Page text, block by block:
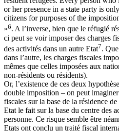
or her presence in a state party is
citizens for purposes of the
»6. A l’inverse, bien que le réfugié
ci peut se voir imposer des charges
des activités dans un autre Etat7.
dans l’autre, les charges fiscales
mêmes que celles imposées aux
non-résidents ou résidents).
Or, l’existence de ces deux
double imposition – on peut
fiscales sur la base de la résidence
Etat le fait sur la base du centre des
personne. Ce risque semble être
Etats ont conclu un traité fiscal